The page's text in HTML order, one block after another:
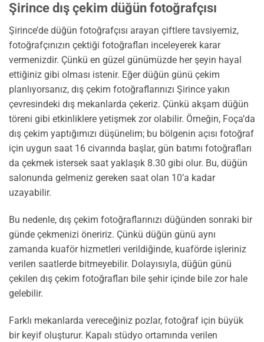
Şirince dış çekim düğün fotoğrafçısı
Şirince’de düğün fotoğrafçısı arayan çiftlere tavsiyemiz,
fotoğrafçınızın çektiği fotoğrafları inceleyerek karar
vermenizdir. Çünkü en güzel günümüzde her şeyin hayal
ettiğiniz gibi olması istenir. Eğer düğün günü çekim
planlıyorsanız, dış çekim fotoğraflarınızı Şirince yakın
çevresindeki dış mekanlarda çekeriz. Çünkü akşam düğün
töreni gibi etkinliklere yetişmek zor olabilir. Örneğin, Foça’da
dış çekim yaptığımızı düşünelim; bu bölgenin açısı fotoğraf
için uygun saat 16 civarında başlar, gün batımı fotoğrafları
da çekmek istersek saat yaklaşık 8.30 gibi olur. Bu, düğün
salonunda gelmeniz gereken saat olan 10’a kadar
uzayabilir.
Bu nedenle, dış çekim fotoğraflarınızı düğünden sonraki bir
günde çekmenizi öneririz. Çünkü düğün günü aynı
zamanda kuaför hizmetleri verildiğinde, kuaförde işleriniz
verilen saatlerde bitmeyebilir. Dolayısıyla, düğün günü
çekilen dış çekim fotoğrafları bile şehir içinde bile zor hale
gelebilir.
Farklı mekanlarda vereceğiniz pozlar, fotoğraf için büyük
bir keyif oluşturur. Kapalı stüdyo ortamında verilen